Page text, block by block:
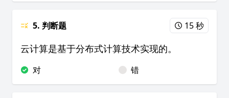
5. 判断题 15 秒
云计算是基于分布式计算技术实现的。
对 错